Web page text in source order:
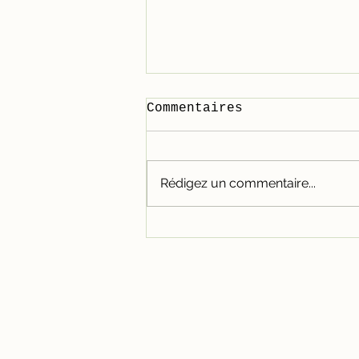
Commentaires
Rédigez un commentaire...